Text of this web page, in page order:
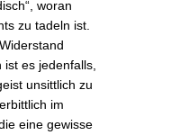
woran
zu tadeln ist.
es jedenfalls,
unsittlich zu
im
eine gewisse